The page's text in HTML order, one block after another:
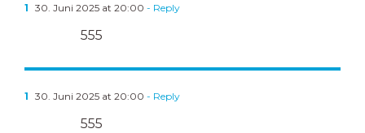
1 30. Juni 2025 at 20:00 - Reply
555
1 30. Juni 2025 at 20:00 - Reply
555